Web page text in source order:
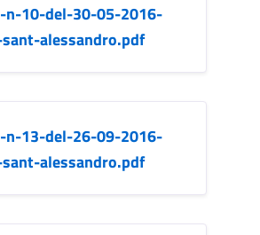
n-10-del-30-05-2016-
alessandro.pdf
n-13-del-26-09-2016-
alessandro.pdf